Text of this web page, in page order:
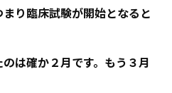
り臨床試験が開始となると
は確か２月です。もう３月